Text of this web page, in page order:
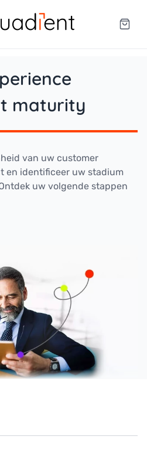
maturity
van uw customer
en identificeer uw stadium
uw volgende stappen